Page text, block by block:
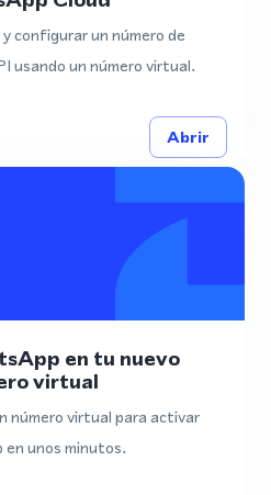
configurar un número de
usando un número virtual.
Abrir
en tu nuevo
virtual
número virtual para activar
unos minutos.